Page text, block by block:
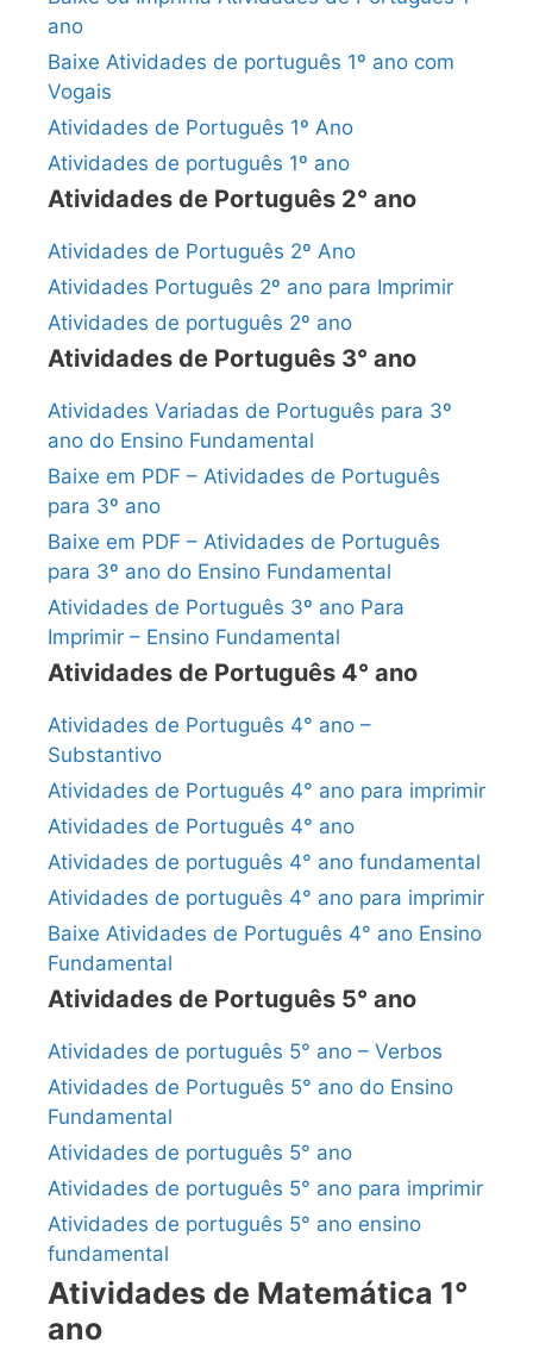
ano
Baixe Atividades de português 1º ano com
Vogais
Atividades de Português 1º Ano
Atividades de português 1º ano
Atividades de Português 2° ano
Atividades de Português 2º Ano
Atividades Português 2º ano para Imprimir
Atividades de português 2º ano
Atividades de Português 3° ano
Atividades Variadas de Português para 3º
ano do Ensino Fundamental
Baixe em PDF – Atividades de Português
para 3º ano
Baixe em PDF – Atividades de Português
para 3º ano do Ensino Fundamental
Atividades de Português 3º ano Para
Imprimir – Ensino Fundamental
Atividades de Português 4° ano
Atividades de Português 4° ano –
Substantivo
Atividades de Português 4° ano para imprimir
Atividades de Português 4° ano
Atividades de português 4° ano fundamental
Atividades de português 4° ano para imprimir
Baixe Atividades de Português 4° ano Ensino
Fundamental
Atividades de Português 5° ano
Atividades de português 5° ano – Verbos
Atividades de Português 5° ano do Ensino
Fundamental
Atividades de português 5° ano
Atividades de português 5° ano para imprimir
Atividades de português 5° ano ensino
fundamental
Atividades de Matemática 1°
ano